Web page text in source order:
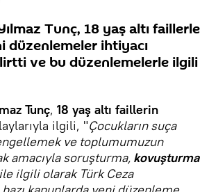
Tunç, 18 yaş altı faillerle
düzenlemeler ihtiyacı
ve bu düzenlemelerle ilgili
Tunç, 18 yaş altı faillerin
ilgili, "Çocukların suça
ve toplumumuzun
amacıyla soruşturma, kovuşturma
ilgili olarak Türk Ceza